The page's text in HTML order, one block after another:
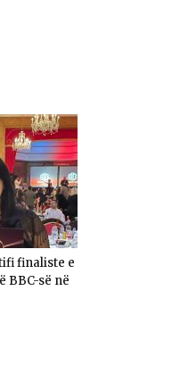
finaliste e
BBC-së në